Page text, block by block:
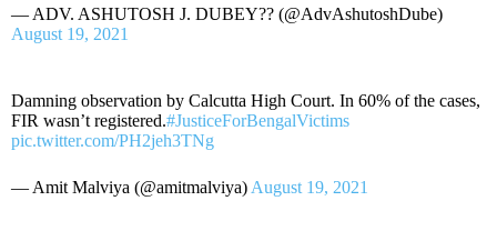
— ADV. ASHUTOSH J. DUBEY?? (@AdvAshutoshDube)
August 19, 2021
Damning observation by Calcutta High Court. In 60% of the cases,
FIR wasn’t registered.#JusticeForBengalVictims
pic.twitter.com/PH2jeh3TNg
— Amit Malviya (@amitmalviya) August 19, 2021